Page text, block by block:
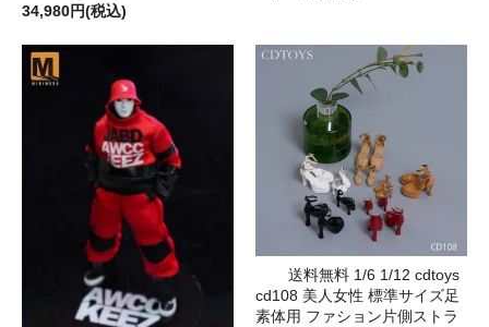
34,980円(税込)
送料無料 1/6 1/12 cdtoys
cd108 美人女性 標準サイズ足
素体用 ファション片側ストラ